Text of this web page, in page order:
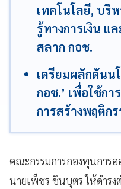
เทคโนโลยี, บริ
รู้ทางการเงิน แ
สลาก กอช.
เตรียมผลักดันน
กอช.’ เพื่อใช้กา
การสร้างพฤติก
คณะกรรมการกองทุนการ
นายเพ็ชร ชินบุตร ให้ดำรง